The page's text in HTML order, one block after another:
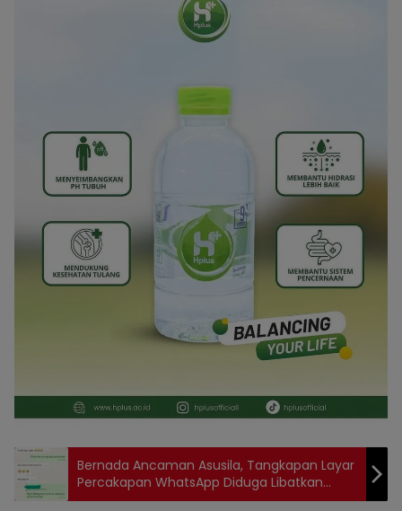
Bernada Ancaman Asusila, Tangkapan Layar
Percakapan WhatsApp Diduga Libatkan
Anggota DPRD Kabgor